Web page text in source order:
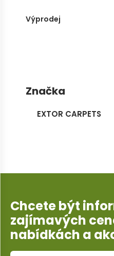
Výprodej
Značka
EXTOR CARPETS
Chcete být
zajímavých
nabídkách a